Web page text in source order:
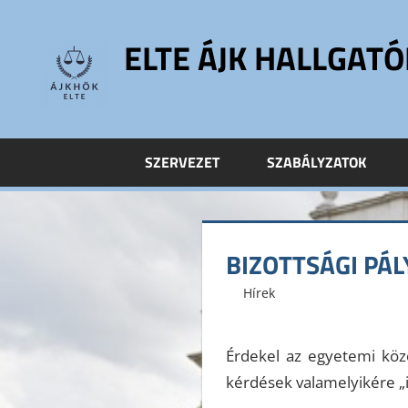
content
ELTE ÁJK
ELTE
Kar
SZERVEZET SZABÁLYZATOK
BIZOTTSÁGI
2015. szeptember 16.
ELTE ÁJK HÖK
Hírek
Érdekel az egyetemi
kérdések valamelyikére